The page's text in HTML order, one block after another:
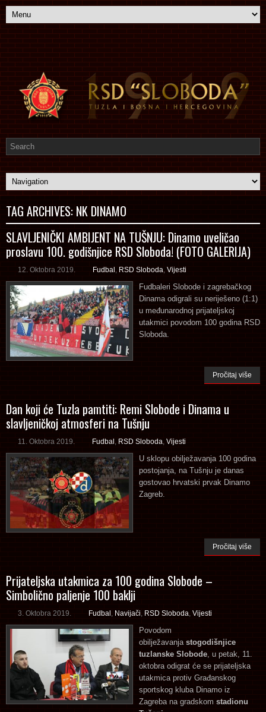
TAG ARCHIVES: NK DINAMO
SLAVLJENIČKI AMBIJENT NA TUŠNJU: Dinamo uveličao
proslavu 100. godišnjice RSD Sloboda! (FOTO GALERIJA)
12. Oktobra 2019. Fudbal RSD Sloboda Vijesti
Fudbaleri Slobode i zagrebačkog
Dinama odigrali su neriješeno (1:1)
u međunarodnoj prijateljskoj
utakmici povodom 100 godina RSD
Sloboda.
Pročitaj više
Dan koji će Tuzla pamtiti: Remi Slobode i Dinama u
slavljeničkoj atmosferi na Tušnju
11. Oktobra 2019. Fudbal RSD Sloboda Vijesti
U sklopu obilježavanja 100 godina
postojanja, na Tušnju je danas
gostovao hrvatski prvak Dinamo
Zagreb.
Pročitaj više
Prijateljska utakmica za 100 godina Slobode –
Simbolično paljenje 100 baklji
3. Oktobra 2019. Fudbal Navijači RSD Sloboda Vijesti
Povodom
obilježavanja stogodišnjice
tuzlanske Slobode , u petak, 11.
oktobra odigrat će se prijateljska
utakmica protiv Građanskog
sportskog kluba Dinamo iz
Zagreba na gradskom stadionu